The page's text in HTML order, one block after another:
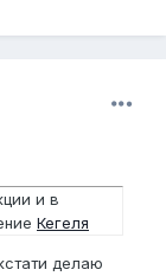
и в
Кегеля
делаю